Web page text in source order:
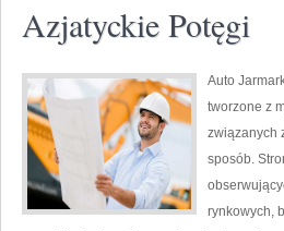
Azjatyckie Potęgi
Auto
tworzone z
związanych
sposób.
rynkowych,